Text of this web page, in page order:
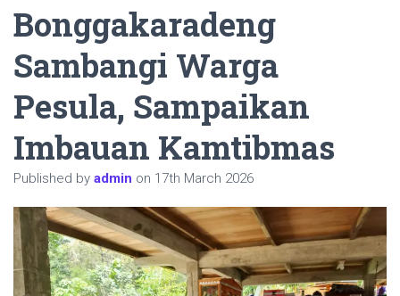
Bonggakaradeng
Sambangi Warga
Pesula, Sampaikan
Imbauan Kamtibmas
Published by admin on 17th March 2026